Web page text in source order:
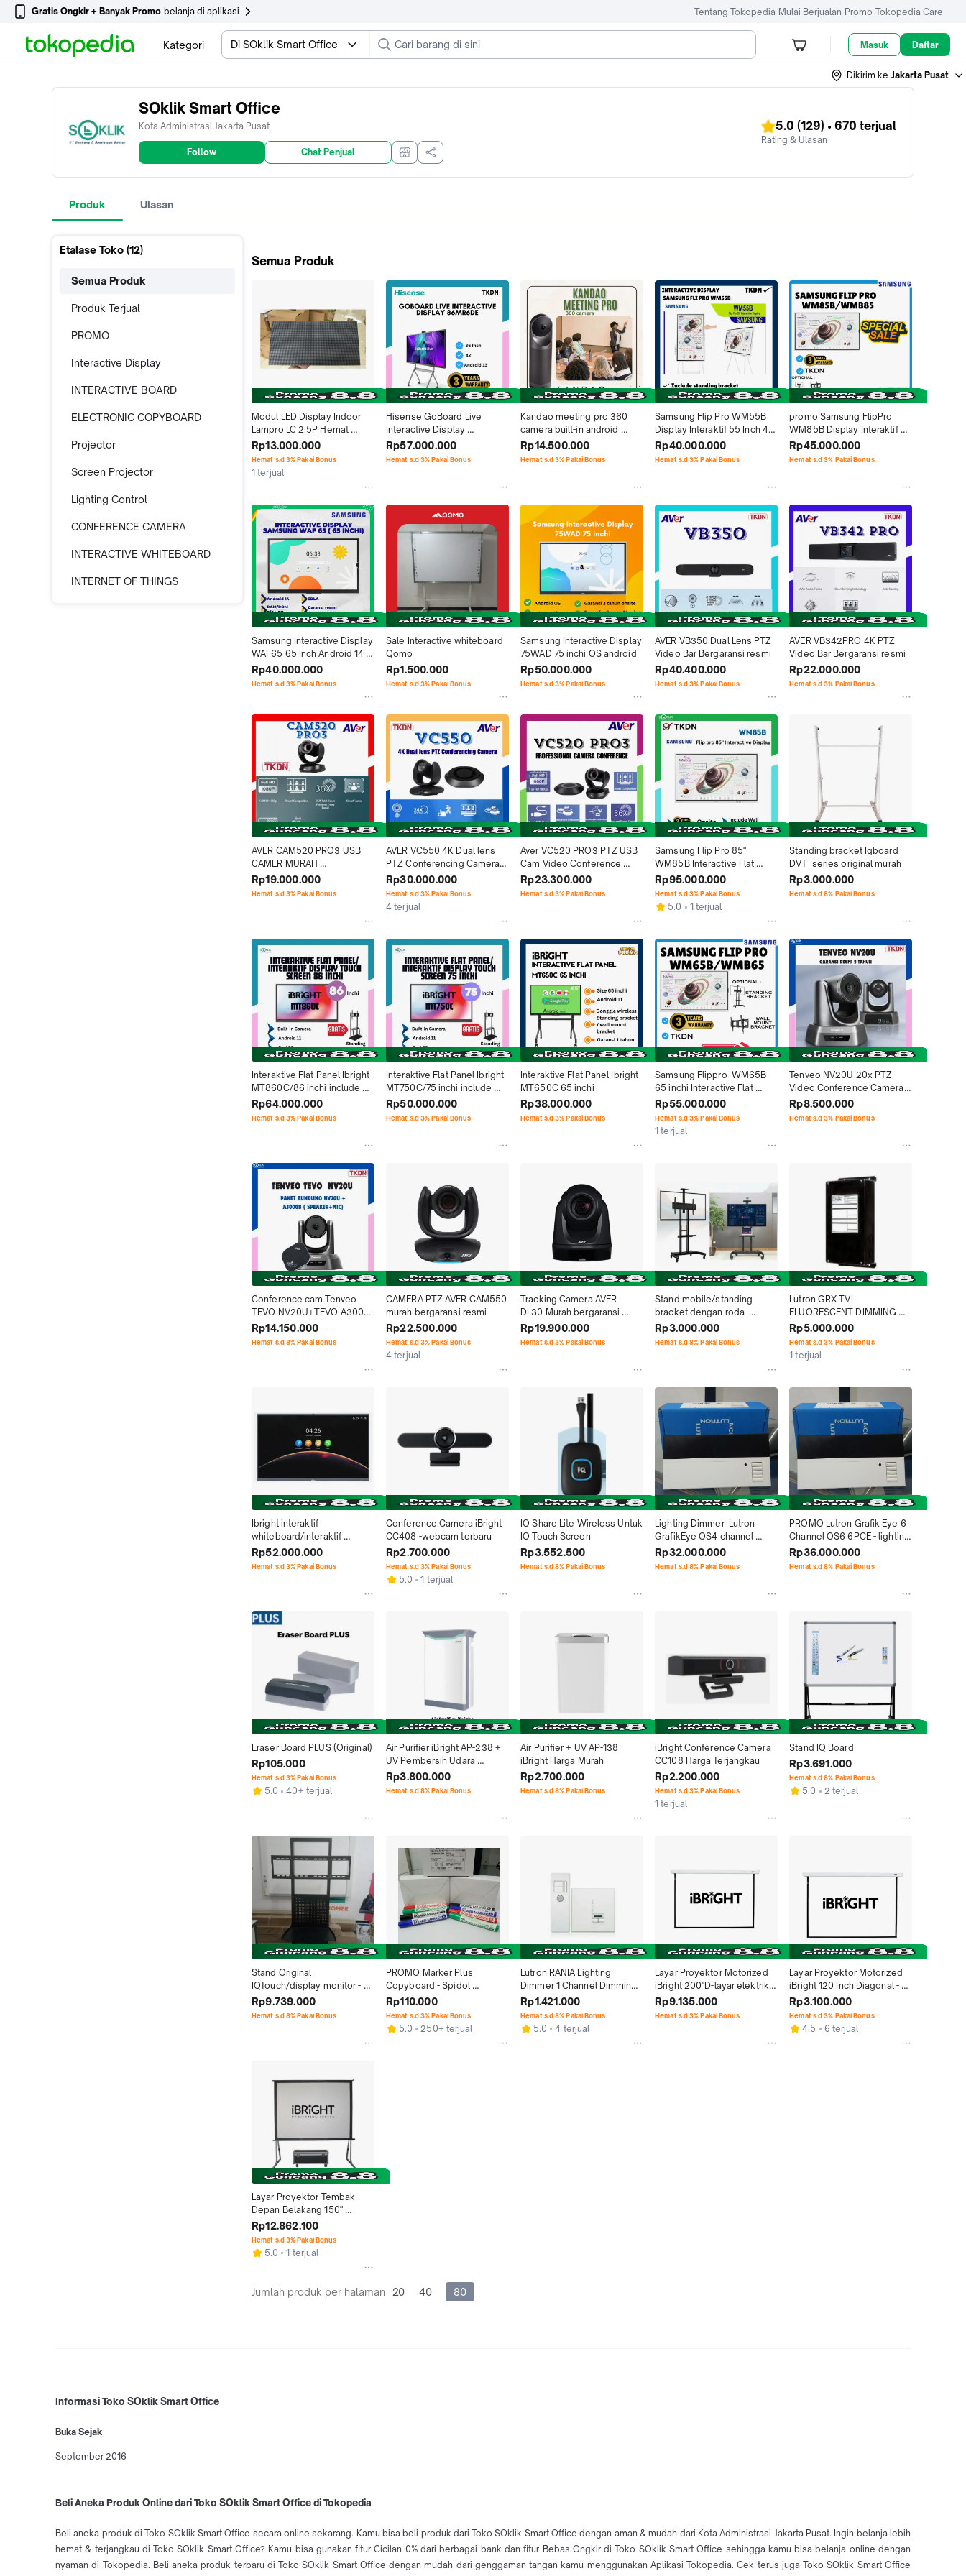
Gratis Ongkir + Banyak Promo belanja di aplikasi Tentang Tokopedia Mulai Berjualan Promo Tokopedia Care
Kategori Di SOklik Smart Office Masuk Daftar
Dikirim ke Jakarta Pusat
SOklik Smart Office
Kota Administrasi Jakarta Pusat
Follow Chat Penjual
5.0 (129) • 670 terjual
Rating & Ulasan
Produk Ulasan
Etalase Toko (12)
Semua Produk
Produk Terjual
PROMO
Interactive Display
INTERACTIVE BOARD
ELECTRONIC COPYBOARD
Projector
Screen Projector
Lighting Control
CONFERENCE CAMERA
INTERACTIVE WHITEBOARD
INTERNET OF THINGS
Semua Produk
Modul LED Display Indoor
Lampro LC 2.5P Hemat
Energi Garansi 1 Tahun
Pabrikan Spesifikasi LC P2.5
Kinerja Stabil dan Handal
Rp13.000.000
Hemat s.d 3% Pakai Bonus
1 terjual
Hisense GoBoard Live
Interactive Display
86MR6DE 86 Inch
Rp57.000.000
Hemat s.d 3% Pakai Bonus
Kandao meeting pro 360
camera built-in android
sistem
Rp14.500.000
Hemat s.d 3% Pakai Bonus
Samsung Flip Pro WM55B
Display Interaktif 55 Inch 4K
UHD Include Standing
Bracket
Rp40.000.000
Hemat s.d 3% Pakai Bonus
promo Samsung FlipPro
WM85B Display Interaktif 85
Inch 4K UHD  Garansi 3
Tahun Onsite free standing
Rp45.000.000
Hemat s.d 3% Pakai Bonus
Samsung Interactive Display
WAF65 65 Inch Android 14
IPS 3840x2160 400 Nit 3
Tahun Garansi
Rp40.000.000
Hemat s.d 3% Pakai Bonus
Sale Interactive whiteboard
Qomo
Rp1.500.000
Hemat s.d 3% Pakai Bonus
Samsung Interactive Display
75WAD 75 inchi OS android
Rp50.000.000
Hemat s.d 3% Pakai Bonus
AVER VB350 Dual Lens PTZ
Video Bar Bergaransi resmi
Rp40.400.000
Hemat s.d 3% Pakai Bonus
AVER VB342PRO 4K PTZ
Video Bar Bergaransi resmi
Rp22.000.000
Hemat s.d 3% Pakai Bonus
AVER CAM520 PRO3 USB
CAMER MURAH
BERGARANSI
Rp19.000.000
Hemat s.d 3% Pakai Bonus
AVER VC550 4K Dual lens
PTZ Conferencing Camera
MURAH BERGARANSI RESMI
Rp30.000.000
Hemat s.d 3% Pakai Bonus
4 terjual
Aver VC520 PRO3 PTZ USB
Cam Video Conference
camera murah
Rp23.300.000
Hemat s.d 3% Pakai Bonus
Samsung Flip Pro 85"
WM85B Interactive Flat
Panel / Display / Board
Rp95.000.000
Hemat s.d 3% Pakai Bonus
5.0 1 terjual
Standing bracket Iqboard
DVT  series original murah
Rp3.000.000
Hemat s.d 8% Pakai Bonus
Interaktive Flat Panel Ibright
MT860C/86 inchi include
camera murah bergaransi
Rp64.000.000
Hemat s.d 3% Pakai Bonus
Interaktive Flat Panel Ibright
MT750C/75 inchi include
camera murah bergaransi
Rp50.000.000
Hemat s.d 3% Pakai Bonus
Interaktive Flat Panel Ibright
MT650C 65 inchi
Rp38.000.000
Hemat s.d 3% Pakai Bonus
Samsung Flippro  WM65B
65 inchi Interactive Flat
Panel garansi 3 tahun
Rp55.000.000
Hemat s.d 3% Pakai Bonus
1 terjual
Tenveo NV20U 20x PTZ
Video Conference Camera
sudah TKDN
Rp8.500.000
Hemat s.d 3% Pakai Bonus
Conference cam Tenveo
TEVO NV20U+TEVO A3000
sudah TKDN Murah
bergaransi
Rp14.150.000
Hemat s.d 8% Pakai Bonus
CAMERA PTZ AVER CAM550
murah bergaransi resmi
Rp22.500.000
Hemat s.d 3% Pakai Bonus
4 terjual
Tracking Camera AVER
DL30 Murah bergaransi
resmi
Rp19.900.000
Hemat s.d 3% Pakai Bonus
Stand mobile/standing
bracket dengan roda
interactive display monitor -
55, 65 ,75 ,80 Inch
Rp3.000.000
Hemat s.d 8% Pakai Bonus
Lutron GRX TVI
FLUORESCENT DIMMING
INTERFACE
Rp5.000.000
Hemat s.d 3% Pakai Bonus
1 terjual
Ibright interaktif
whiteboard/interaktif
monitor MT-750 75 INCH
murah
Rp52.000.000
Hemat s.d 3% Pakai Bonus
Conference Camera iBright
CC408 -webcam terbaru
Rp2.700.000
Hemat s.d 3% Pakai Bonus
5.0 1 terjual
IQ Share Lite Wireless Untuk
IQ Touch Screen
Rp3.552.500
Hemat s.d 8% Pakai Bonus
Lighting Dimmer  Lutron
GrafikEye QS4 channel
murah
Rp32.000.000
Hemat s.d 8% Pakai Bonus
PROMO Lutron Grafik Eye 6
Channel QS6 6PCE - lighting
dimmer murah
Rp36.000.000
Hemat s.d 8% Pakai Bonus
Eraser Board PLUS (Original)
Rp105.000
Hemat s.d 3% Pakai Bonus
5.0 40+ terjual
Air Purifier iBright AP-238 +
UV Pembersih Udara
ruangan Murah
Rp3.800.000
Hemat s.d 8% Pakai Bonus
Air Purifier + UV AP-138
iBright Harga Murah
Rp2.700.000
Hemat s.d 8% Pakai Bonus
iBright Conference Camera
CC108 Harga Terjangkau
Rp2.200.000
Hemat s.d 3% Pakai Bonus
1 terjual
Stand IQ Board
Rp3.691.000
Hemat s.d 8% Pakai Bonus
5.0 2 terjual
Stand Original
IQTouch/display monitor -
termurah berkualitas
Rp9.739.000
Hemat s.d 8% Pakai Bonus
PROMO Marker Plus
Copyboard - Spidol
Panaboard
Rp110.000
Hemat s.d 3% Pakai Bonus
5.0 250+ terjual
Lutron RANIA Lighting
Dimmer 1 Channel Dimming
System 1 Gang - Digital
Rp1.421.000
Hemat s.d 8% Pakai Bonus
5.0 4 terjual
Layar Proyektor Motorized
iBright 200"D-layar elektrik
size 305x406cm
Rp9.135.000
Hemat s.d 3% Pakai Bonus
Layar Proyektor Motorized
iBright 120 Inch Diagonal -
Elektrik Screen
Rp3.100.000
Hemat s.d 3% Pakai Bonus
4.5 6 terjual
Layar Proyektor Tembak
Depan Belakang 150"
Diagonal - Fastfold Screen
Rp12.862.100
Hemat s.d 3% Pakai Bonus
5.0 1 terjual
Jumlah produk per halaman 20 40 80
Informasi Toko SOklik Smart Office
Buka Sejak
September 2016
Beli Aneka Produk Online dari Toko SOklik Smart Office di Tokopedia
Beli aneka produk di Toko SOklik Smart Office secara online sekarang. Kamu bisa beli produk dari Toko SOklik Smart Office dengan aman & mudah dari Kota Administrasi Jakarta Pusat. Ingin belanja lebih
hemat & terjangkau di Toko SOklik Smart Office? Kamu bisa gunakan fitur Cicilan 0% dari berbagai bank dan fitur Bebas Ongkir di Toko SOklik Smart Office sehingga kamu bisa belanja online dengan
nyaman di Tokopedia. Beli aneka produk terbaru di Toko SOklik Smart Office dengan mudah dari genggaman tangan kamu menggunakan Aplikasi Tokopedia. Cek terus juga Toko SOklik Smart Office